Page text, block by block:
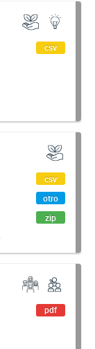
csv
csv
otro
zip
pdf